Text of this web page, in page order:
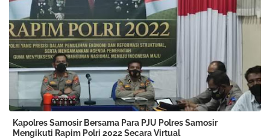
Kapolres Samosir Bersama Para PJU Polres Samosir
Mengikuti Rapim Polri 2022 Secara Virtual